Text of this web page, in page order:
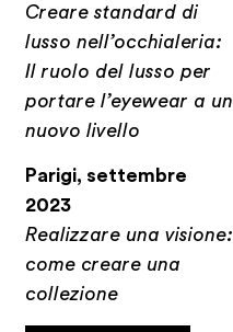
Creare standard di
lusso nell’occhialeria:
Il ruolo del lusso per
portare l’eyewear a un
nuovo livello
Parigi, settembre
2023
Realizzare una visione:
come creare una
collezione